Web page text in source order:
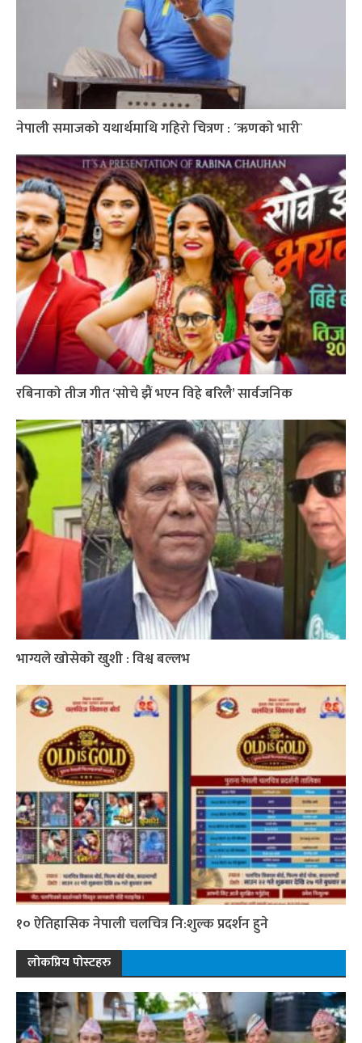
नेपाली समाजको यथार्थमाथि गहिरो चित्रण : ´ऋणको भारी`
रबिनाको तीज गीत ‘सोचे झैं भएन विहे बरिलै’ सार्वजनिक
भाग्यले खोसेको खुशी : विश्व बल्लभ
१० ऐतिहासिक नेपाली चलचित्र नि:शुल्क प्रदर्शन हुने
लोकप्रिय पोस्टहरु